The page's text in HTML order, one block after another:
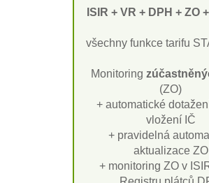
ISIR + VR + DPH + ZO
všechny funkce tarifu
Monitoring
(ZO)
+ automatické
vložení IČ
+ pravidelná
aktualizace ZO
+ monitoring ZO v